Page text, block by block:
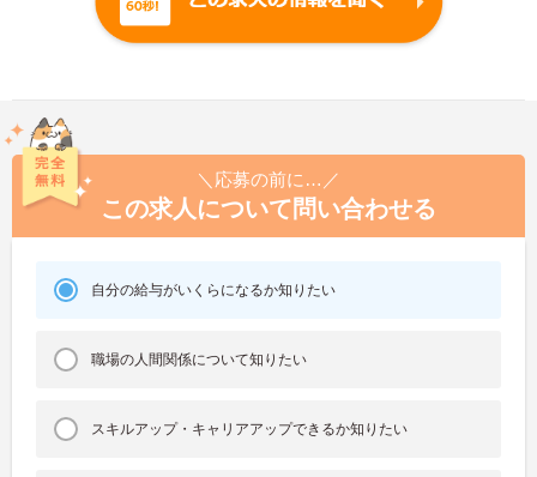
＼応募の前に…／
この求人について問い合わせる
自分の給与がいくらになるか知りたい
職場の人間関係について知りたい
スキルアップ・キャリアアップできるか知りたい